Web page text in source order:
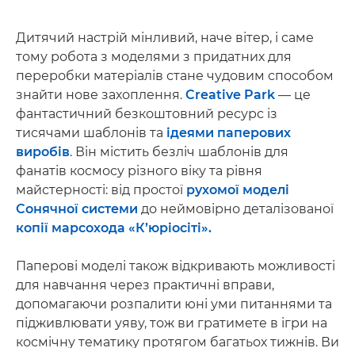
Дитячий настрій мінливий, наче вітер, і саме
тому робота з моделями з придатних для
переробки матеріалів стане чудовим способом
знайти нове захоплення. Creative Park — це
фантастичний безкоштовний ресурс із
тисячами шаблонів та ідеями паперових
виробів. Він містить безліч шаблонів для
фанатів космосу різного віку та рівня
майстерності: від простої рухомої моделі
Сонячної системи до неймовірно деталізованої
копії марсохода «К’юріосіті».
Паперові моделі також відкривають можливості
для навчання через практичні вправи,
допомагаючи розпалити юні уми питаннями та
підживлювати уяву, тож ви гратимете в ігри на
космічну тематику протягом багатьох тижнів. Ви